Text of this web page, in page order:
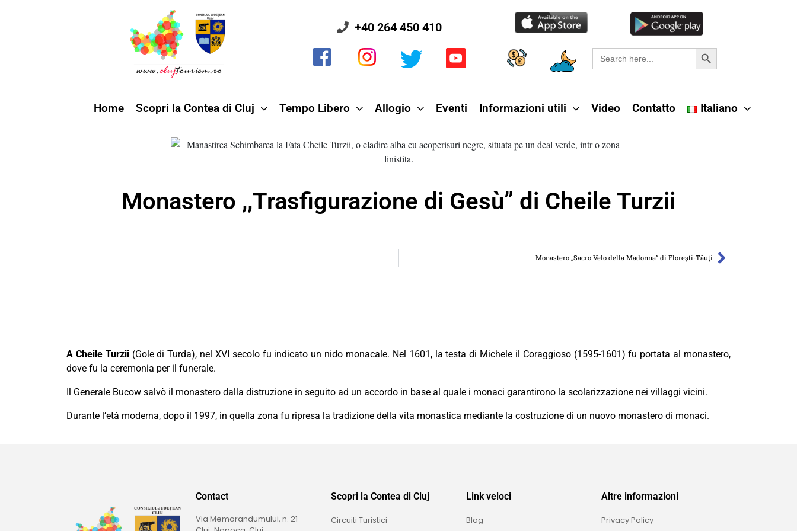
+40 264 450 410
Search
for:
Search Button
Home Scopri la Contea di Cluj Tempo Libero Allogio Eventi Informazioni utili Video Contatto Italiano
Monastero ,,Trasfigurazione di Gesù” di Cheile Turzii
Monastero ,,Sacro Velo della Madonna” di Floreşti-Tăuţi
A Cheile Turzii(Gole di Turda), nel XVI secolo fu indicato un nido monacale. Nel 1601, la testa di Michele il Coraggioso (1595-1601) fu portata al monastero,
dove fu la ceremonia per il funerale.
Il Generale Bucow salvò il monastero dalla distruzione in seguito ad un accordo in base al quale i monaci garantirono la scolarizzazione nei villaggi vicini.
Durante l’età moderna, dopo il 1997, in quella zona fu ripresa la tradizione della vita monastica mediante la costruzione di un nuovo monastero di monaci.
Contact
Via Memorandumului, n. 21
Scopri la Contea di Cluj
Circuiti Turistici
Link veloci
Blog
Altre informazioni
Privacy Policy